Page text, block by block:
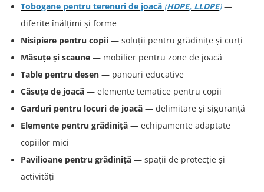
Tobogane pentru terenuri de joacă (HDPE, LLDPE)—
diferite înălțimi și forme
Nisipiere pentru copii — soluții pentru grădinițe și curți
Măsuțe și scaune — mobilier pentru zone de joacă
Table pentru desen — panouri educative
Căsuțe de joacă — elemente tematice pentru copii
Garduri pentru locuri de joacă — delimitare și siguranță
Elemente pentru grădiniță — echipamente adaptate
copiilor mici
Pavilioane pentru grădiniță — spații de protecție și
activități